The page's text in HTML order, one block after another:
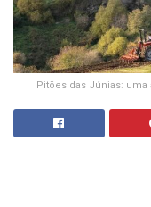
Pitões das Júnias: